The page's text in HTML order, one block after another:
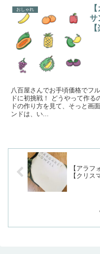
おしゃれ
サ
八百屋さんでお手頃価格でフ
ドに初挑戦！ どうやって作る
ドの作り方を見て、そっと画
ンドは、い...
【アラ
【クリス